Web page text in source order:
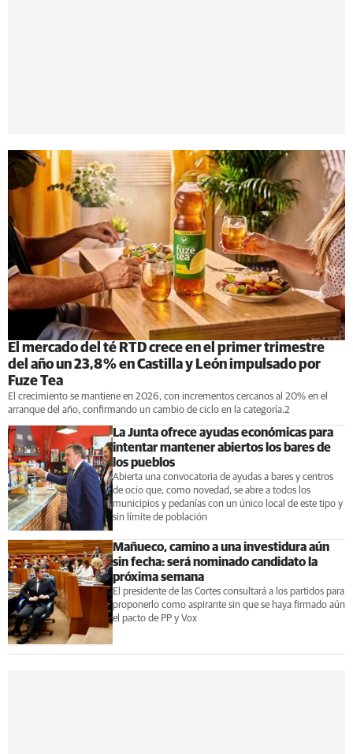
El mercado del té RTD crece en el primer trimestre
del año un 23,8 % en Castilla y León impulsado por
Fuze Tea
El crecimiento se mantiene en 2026, con incrementos cercanos al 20% en el
arranque del año, confirmando un cambio de ciclo en la categoría.2
La Junta ofrece ayudas económicas para
intentar mantener abiertos los bares de
los pueblos
Abierta una convocatoria de ayudas a bares y centros
de ocio que, como novedad, se abre a todos los
municipios y pedanías con un único local de este tipo y
sin límite de población
Mañueco, camino a una investidura aún
sin fecha: será nominado candidato la
próxima semana
El presidente de las Cortes consultará a los partidos para
proponerlo como aspirante sin que se haya firmado aún
el pacto de PP y Vox